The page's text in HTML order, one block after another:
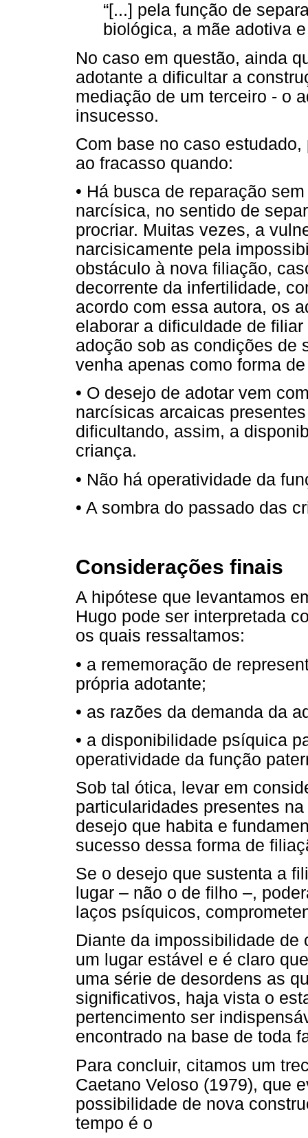
“[...] pela função de
biológica, a mãe adotiva
No caso em questão, ainda
adotante a dificultar a
mediação de um terceiro - o
insucesso.
Com base no caso
ao fracasso quando:
• Há busca de reparação
narcísica, no sentido de
procriar. Muitas vezes, a
narcisicamente pela
obstáculo à nova filiação,
decorrente da infertilidade,
acordo com essa autora, os
elaborar a dificuldade de
adoção sob as condições de
venha apenas como forma
• O desejo de adotar vem
narcísicas arcaicas
dificultando, assim, a
criança.
• Não há operatividade da
• A sombra do passado das
Considerações finais
A hipótese que levantamos
Hugo pode ser interpretada
os quais ressaltamos:
• a rememoração de
própria adotante;
• as razões da demanda da
• a disponibilidade psíquica
operatividade da função
Sob tal ótica, levar em
particularidades presentes
desejo que habita e
sucesso dessa forma de
Se o desejo que sustenta a
lugar – não o de filho –,
laços psíquicos,
Diante da impossibilidade de
um lugar estável e é claro
uma série de desordens as
significativos, haja vista o
pertencimento ser
encontrado na base de toda
Para concluir, citamos um
Caetano Veloso (1979), que
possibilidade de nova
tempo é o